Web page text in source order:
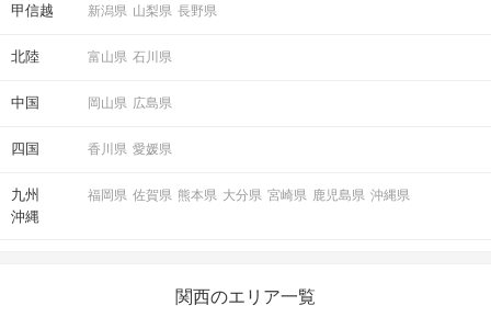
スタッフがお席までご案内します！
アクセス
大阪駅から徒歩
5分
甲信越 新潟県 山梨県 長野県
北陸 富山県 石川県
中国 岡山県 広島県
四国 香川県 愛媛県
九州
沖縄
福岡県 佐賀県 熊本県 大分県 宮崎県 鹿児島県 沖縄県
関西のエリア一覧